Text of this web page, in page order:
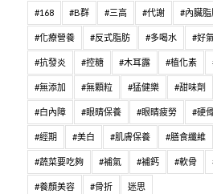
#168 #B群 #三高 #代謝 #內臟脂
#化療營養 #反式脂肪 #多喝水 #好
#抗發炎 #控糖 #木耳露 #植化素
#無添加 #無顆粒 #猛健樂 #甜味劑
#白內障 #眼睛保養 #眼睛疲勞 #硬
#經期 #美白 #肌膚保養 #膳食纖維
#蔬菜要吃夠 #補氣 #補鈣 #軟骨
#養顏美容 #骨折 迷思